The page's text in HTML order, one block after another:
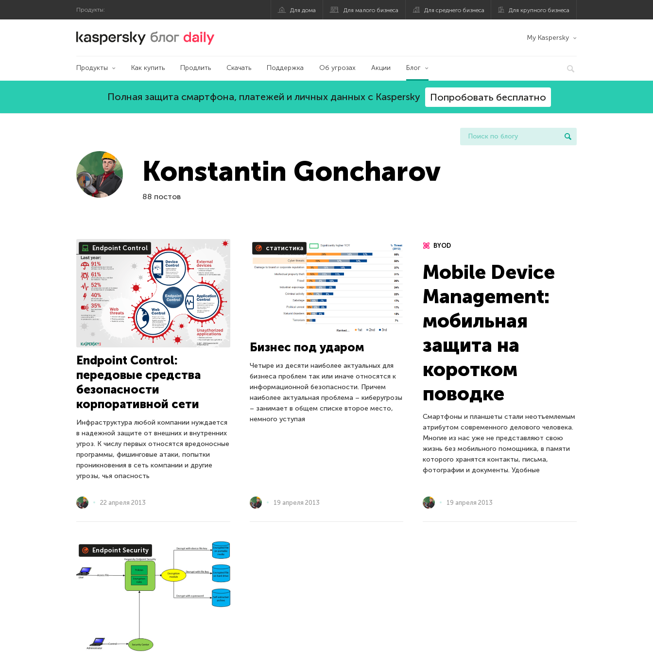
Продукты: Для дома Для малого бизнеса Для среднего бизнеса Для крупного бизнеса
Блог Касперского My Kaspersky
Продукты Как купить Продлить Скачать Поддержка Об угрозах Акции Блог
Полная защита смартфона, платежей и личных данных с Kaspersky Попробовать бесплатно
Konstantin Goncharov
88 постов
Endpoint Control
Endpoint Control:
передовые средства
безопасности
корпоративной сети
Инфраструктура любой компании нуждается
в надежной защите от внешних и внутренних
угроз. К числу первых относятся вредоносные
программы, фишинговые атаки, попытки
проникновения в сеть компании и другие
угрозы, чья опасность
22 апреля 2013
статистика
Бизнес под ударом
Четыре из десяти наиболее актуальных для
бизнеса проблем так или иначе относятся к
информационной безопасности. Причем
наиболее актуальная проблема – киберугрозы
– занимает в общем списке второе место,
немного уступая
19 апреля 2013
BYOD
Mobile Device
Management:
мобильная
защита на
коротком
поводке
Смартфоны и планшеты стали неотъемлемым
атрибутом современного делового человека.
Многие из нас уже не представляют свою
жизнь без мобильного помощника, в памяти
которого хранятся контакты, письма,
фотографии и документы. Удобные
19 апреля 2013
Endpoint Security